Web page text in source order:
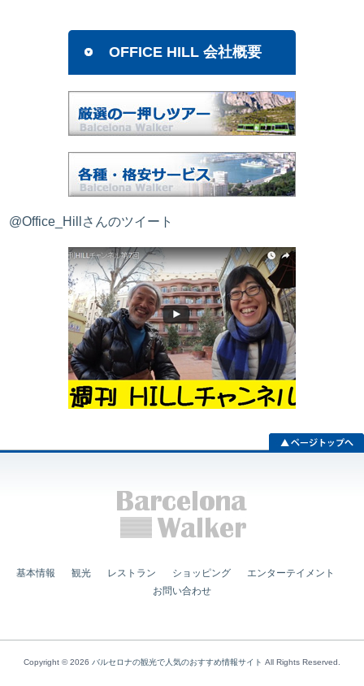
OFFICE HILL 会社概要
@Office_Hillさんのツイート
基本情報 観光 レストラン ショッピング
エンターテイメント
お問い合わせ
Copyright © 2026 バルセロナの観光で人気のおすすめ情報サイト All Rights Reserved.